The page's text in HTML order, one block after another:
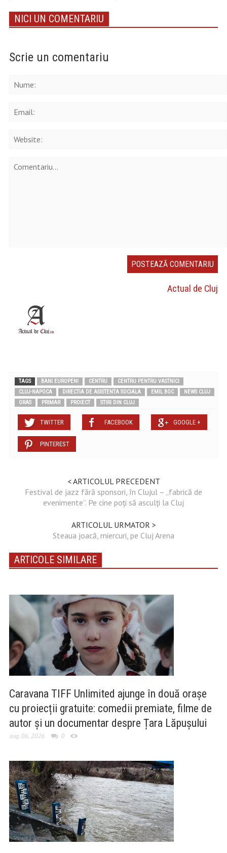
NICI UN COMENTARIU
Scrie un comentariu
Actual de Cluj
TAGS BANI EUROPENI CENTRU
CENTRU PENTRU VASTNICI
CLUJ-NAPOCA
DIRECTIA DE ASISTENTA SOCIALA EMIL BOC
NEWS CLUJ
ORAS
PRIMAR PROIECT STIRI DIN CLUJ
TWITTER FACEBOOK GOOGLE +
PINTEREST
< ARTICOLUL PRECEDENT
Festival de jazz fără sponsori, în Clujul – „fabrică de
evenimente”. Pe cine poți să asculți la Cluj
ARTICOLUL URMATOR >
Steaua joacă, miercuri, pe Cluj Arena
ARTICOLE SIMILARE
Caravana TIFF Unlimited ajunge în două orașe
cu proiecții gratuite: comedii premiate, filme de
autor și un documentar despre Țara Lăpușului
aug. 06, 2026 0